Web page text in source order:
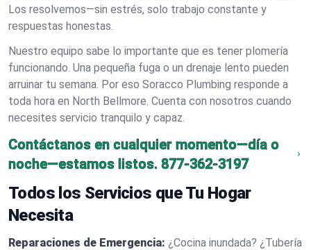
Los resolvemos—sin estrés, solo trabajo constante y
respuestas honestas.
Nuestro equipo sabe lo importante que es tener plomería
funcionando. Una pequeña fuga o un drenaje lento pueden
arruinar tu semana. Por eso Soracco Plumbing responde a
toda hora en North Bellmore. Cuenta con nosotros cuando
necesites servicio tranquilo y capaz.
Contáctanos en cualquier momento—día o
noche—estamos listos. 877-362-3197
Todos los Servicios que Tu Hogar
Necesita
Reparaciones de Emergencia: ¿Cocina inundada? ¿Tubería